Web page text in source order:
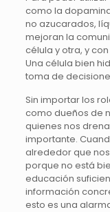
como la
no azucarados,
mejoran la
célula y otra, y
Una célula bien
toma de
Sin importar los
como dueños de
quienes nos
importante.
alrededor que
porque no está
educación
información
esto es una